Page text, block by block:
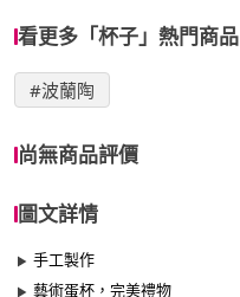
看更多「杯子」熱門商品
#波蘭陶
尚無商品評價
圖文詳情
手工製作
藝術蛋杯，完美禮物